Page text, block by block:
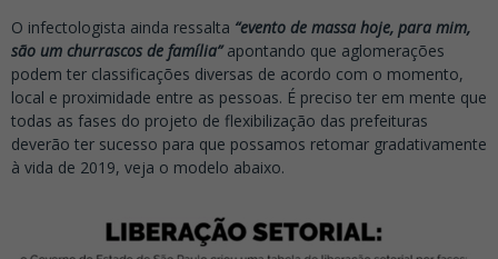
O infectologista ainda ressalta “evento de massa hoje, para mim,
são um churrascos de família”apontando que aglomerações
podem ter classificações diversas de acordo com o momento,
local e proximidade entre as pessoas. É preciso ter em mente que
todas as fases do projeto de flexibilização das prefeituras
deverão ter sucesso para que possamos retomar gradativamente
à vida de 2019, veja o modelo abaixo.